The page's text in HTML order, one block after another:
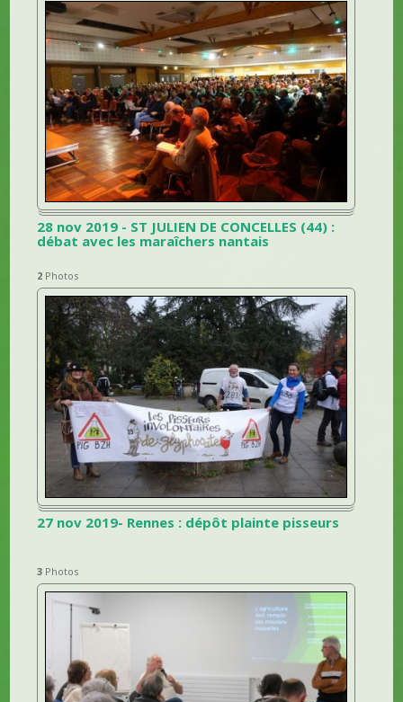
28 nov 2019 - ST JULIEN DE CONCELLES (44) :
débat avec les maraîchers nantais
2 Photos
27 nov 2019- Rennes : dépôt plainte pisseurs
3 Photos